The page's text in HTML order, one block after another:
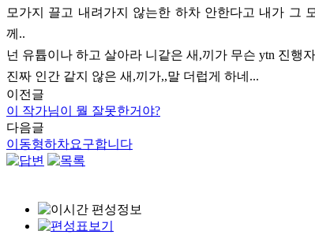
모가지 끌고 내려가지 않는한 하차 안한다고 내가 그
께..
넌 유튭이나 하고 살아라 니같은 새,끼가 무슨 ytn 진행
진짜 인간 같지 않은 새,끼가,,말 더럽게 하네...
이전글
이 작가님이 뭘 잘못한거야?
다음글
이동형하차요구합니다